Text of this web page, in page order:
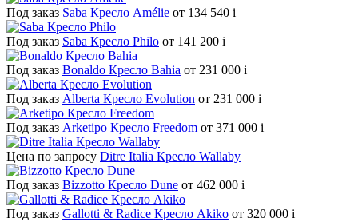
Под заказ Saba Кресло Amélie от 134 540 i
Под заказ Saba Кресло Philo от 141 200 i
Под заказ Bonaldo Кресло Bahia от 231 000 i
Под заказ Alberta Кресло Evolution от 231 000 i
Под заказ Arketipo Кресло Freedom от 371 000 i
Цена по запросу Ditre Italia Кресло Wallaby
Под заказ Bizzotto Кресло Dune от 462 000 i
Под заказ Gallotti & Radice Кресло Akiko от 320 000 i